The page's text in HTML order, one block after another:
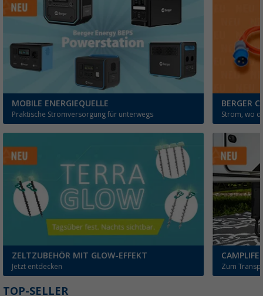
MOBILE ENERGIEQUELLE
Praktische Stromversorgung für unterwegs
BERGER
Strom, wo
ZELTZUBEHÖR MIT GLOW-EFFEKT
Jetzt entdecken Zum
TOP-SELLER